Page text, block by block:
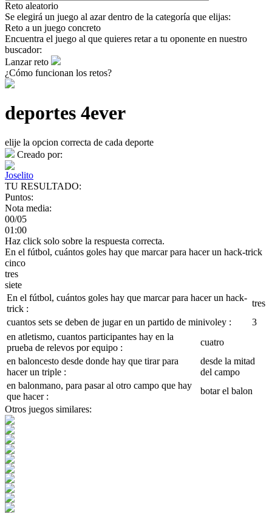
Reto aleatorio
Se elegirá un juego al azar dentro de la categoría que elijas:
Reto a un juego concreto
Encuentra el juego al que quieres retar a tu oponente en nuestro
buscador:
Lanzar reto
¿Cómo funcionan los retos?
deportes 4ever
elije la opcion correcta de cada deporte
Creado por:
Joselito
TU RESULTADO:
Puntos:
Nota media:
00/05
01:00
Haz click solo sobre la respuesta correcta.
En el fútbol, cuántos goles hay que marcar para hacer un hack-trick
cinco
tres
siete
En el fútbol, cuántos goles hay que marcar para hacer un hack-
trick :
tres
cuantos sets se deben de jugar en un partido de minivoley :
3
en atletismo, cuantos participantes hay en la
prueba de relevos por equipo :
cuatro
en baloncesto desde donde hay que tirar para
hacer un triple :
desde la mitad
del campo
en balonmano, para pasar al otro campo que hay
que hacer :
botar el balon
Otros juegos similares: